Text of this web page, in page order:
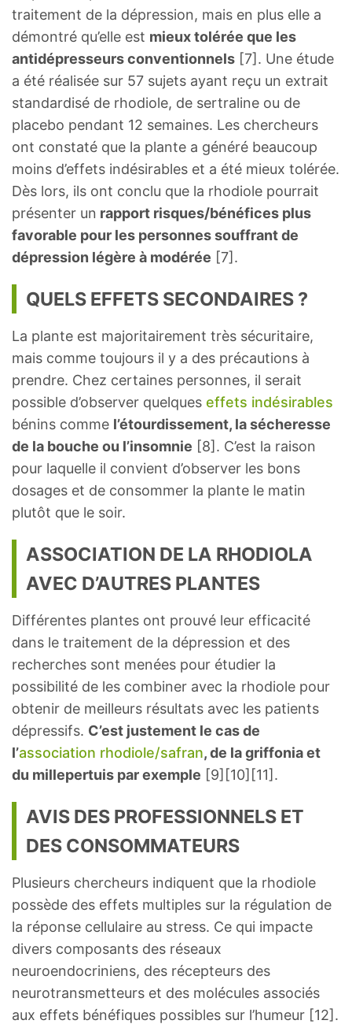
traitement de la dépression, mais en plus elle a
démontré qu’elle est mieux tolérée que les
antidépresseurs conventionnels [7]. Une étude
a été réalisée sur 57 sujets ayant reçu un extrait
standardisé de rhodiole, de sertraline ou de
placebo pendant 12 semaines. Les chercheurs
ont constaté que la plante a généré beaucoup
moins d’effets indésirables et a été mieux tolérée.
Dès lors, ils ont conclu que la rhodiole pourrait
présenter un rapport risques/bénéfices plus
favorable pour les personnes souffrant de
dépression légère à modérée [7].
QUELS EFFETS SECONDAIRES ?
La plante est majoritairement très sécuritaire,
mais comme toujours il y a des précautions à
prendre. Chez certaines personnes, il serait
possible d’observer quelques effets indésirables
bénins comme l’étourdissement, la sécheresse
de la bouche ou l’insomnie [8]. C’est la raison
pour laquelle il convient d’observer les bons
dosages et de consommer la plante le matin
plutôt que le soir.
ASSOCIATION DE LA RHODIOLA
AVEC D’AUTRES PLANTES
Différentes plantes ont prouvé leur efficacité
dans le traitement de la dépression et des
recherches sont menées pour étudier la
possibilité de les combiner avec la rhodiole pour
obtenir de meilleurs résultats avec les patients
dépressifs. C’est justement le cas de
l’association rhodiole/safran, de la griffonia et
du millepertuis par exemple [9][10][11].
AVIS DES PROFESSIONNELS ET
DES CONSOMMATEURS
Plusieurs chercheurs indiquent que la rhodiole
possède des effets multiples sur la régulation de
la réponse cellulaire au stress. Ce qui impacte
divers composants des réseaux
neuroendocriniens, des récepteurs des
neurotransmetteurs et des molécules associés
aux effets bénéfiques possibles sur l’humeur [12].